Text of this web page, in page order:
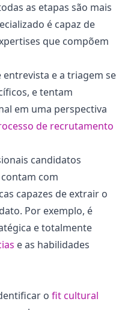
as etapas são mais
é capaz de
que compõem
e a triagem se
e tentam
em uma perspectiva
de recrutamento
candidatos
com
capazes de extrair o
Por exemplo, é
e totalmente
e as habilidades
o fit cultural